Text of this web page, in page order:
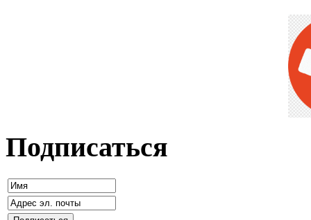
Подписаться